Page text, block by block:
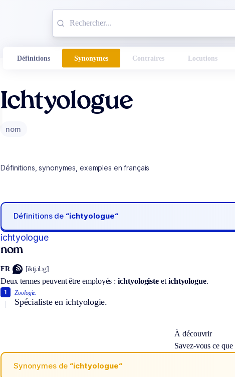
Définitions Synonymes Contraires Locutions
Ichtyologue
nom
Définitions, synonymes, exemples en français
Définitions de “ichtyologue“
ichtyologue
nom
FR [iktjɔlɔg]
Deux termes peuvent être employés :ichtyologiste et ichtyologue.
Zoologie.
Spécialiste en ichtyologie.
1
À découvrir
Savez-vous ce
Synonymes de “ichtyologue“